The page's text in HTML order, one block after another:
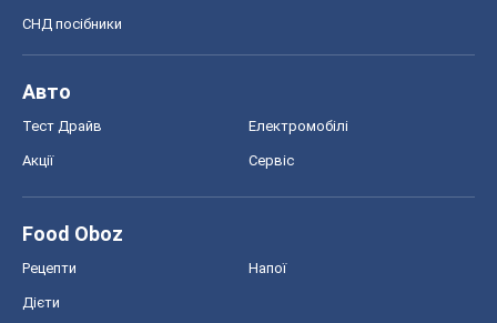
СНД посібники
Авто
Тест Драйв Електромобілі
Акції Сервіс
Food Oboz
Рецепти Напої
Дієти